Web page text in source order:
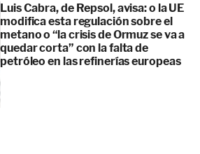
Luis Cabra, de Repsol, avisa: o la UE
modifica esta regulación sobre el
metano o “la crisis de Ormuz se va a
quedar corta” con la falta de
petróleo en las refinerías europeas